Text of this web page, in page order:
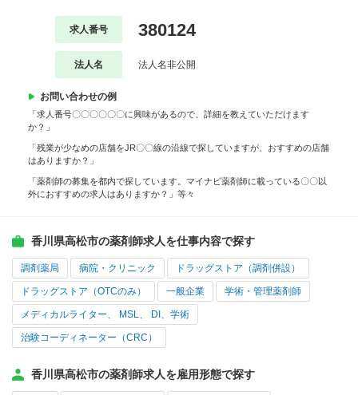
求人番号 380124
法人名 法人名非公開
お問い合わせの例
「求人番号〇〇〇〇〇〇に興味があるので、詳細を教えていただけます
か？」
「残業が少なめの店舗をJR〇〇線の沿線で探していますが、おすすめの店舗
はありますか？」
「薬剤師の募集を都内で探しています。マイナビ薬剤師に載っている〇〇以
外におすすめの求人はありますか？」等々
香川県高松市の薬剤師求人を仕事内容で探す
調剤薬局 病院・クリニック ドラッグストア（調剤併設）
ドラッグストア（OTCのみ） 一般企業 学術・管理薬剤師
メディカルライター、 MSL、 DI、学術
治験コーディネーター（CRC）
香川県高松市の薬剤師求人を雇用形態で探す